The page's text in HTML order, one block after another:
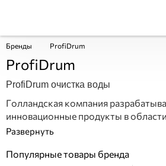
Бренды ProfiDrum
ProfiDrum
ProfiDrum очистка воды
Голландская компания
инновационные продукты в
Популярные товары бренда